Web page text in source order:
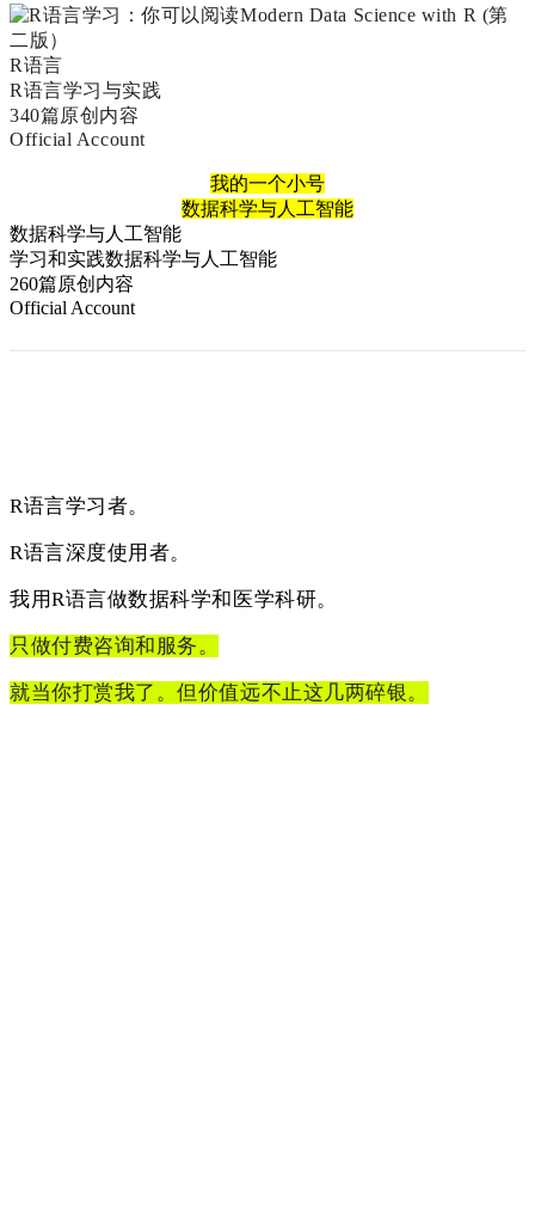
R语言
R语言学习与实践
340篇原创内容
Official Account
我的一个小号
数据科学与人工智能
数据科学与人工智能
学习和实践数据科学与人工智能
260篇原创内容
Official Account
R语言学习者。
R语言深度使用者。
我用R语言做数据科学和医学科研。
只做付费咨询和服务。
就当你打赏我了。但价值远不止这几两碎银。